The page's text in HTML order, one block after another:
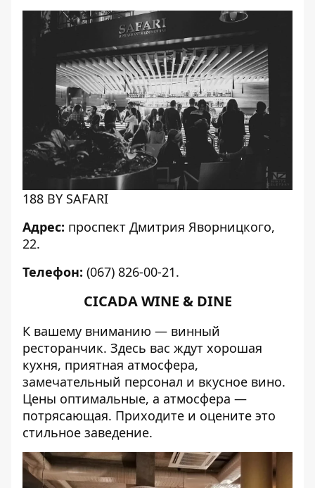
188 BY SAFARI
Адрес: проспект Дмитрия Яворницкого,
22.
Телефон: (067) 826-00-21.
CICADA WINE & DINE
К вашему вниманию — винный
ресторанчик. Здесь вас ждут хорошая
кухня, приятная атмосфера,
замечательный персонал и вкусное вино.
Цены оптимальные, а атмосфера —
потрясающая. Приходите и оцените это
стильное заведение.